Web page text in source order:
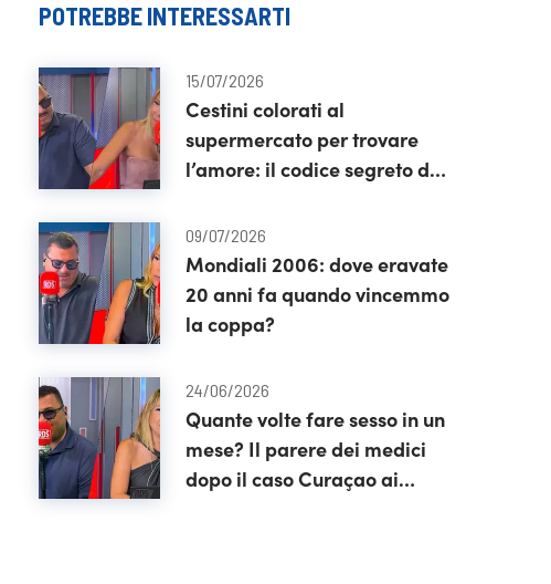
POTREBBE INTERESSARTI
15/07/2026
Cestini colorati al
supermercato per trovare
l’amore: il codice segreto dei
Sergio Friscia
09/07/2026
Mondiali 2006: dove eravate
20 anni fa quando vincemmo
la coppa?
24/06/2026
Quante volte fare sesso in un
mese? Il parere dei medici
dopo il caso Curaçao ai